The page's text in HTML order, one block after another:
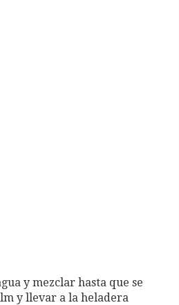
y mezclar hasta que se
y llevar a la heladera